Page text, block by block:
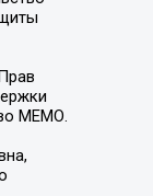
МЕМО.